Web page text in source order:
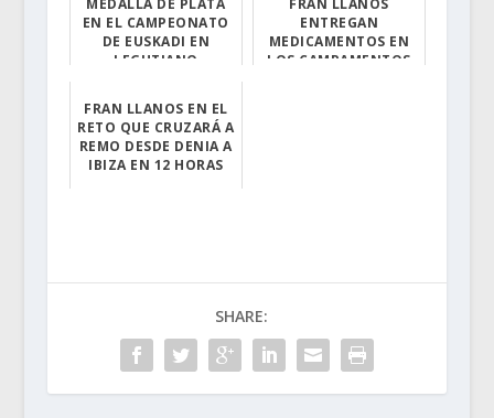
MEDALLA DE PLATA
EN EL CAMPEONATO
DE EUSKADI EN
LEGUTIANO
FRAN LLANOS
ENTREGAN
MEDICAMENTOS EN
LOS CAMPAMENTOS
FRAN LLANOS EN EL
RETO QUE CRUZARÁ A
REMO DESDE DENIA A
IBIZA EN 12 HORAS
SHARE: